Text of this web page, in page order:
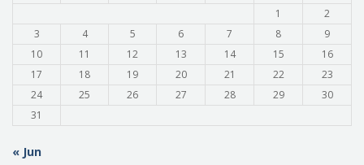
1
2
3
4 5 6 7 8
9
10
11 12 13 14 15
16
17
18 19 20 21 22
23
24
25 26 27 28 29
30
31
« Jun